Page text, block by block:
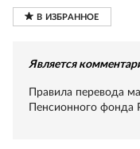
Является
Правила перевода
Пенсионного фонда